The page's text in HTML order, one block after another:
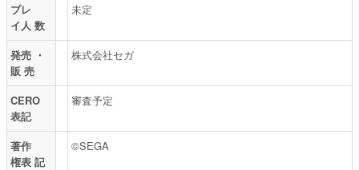
プレ
イ人 数
未定
発売 ・
販 売
株式会社セガ
CERO
表記
審査予定
著作
権表 記
©SEGA